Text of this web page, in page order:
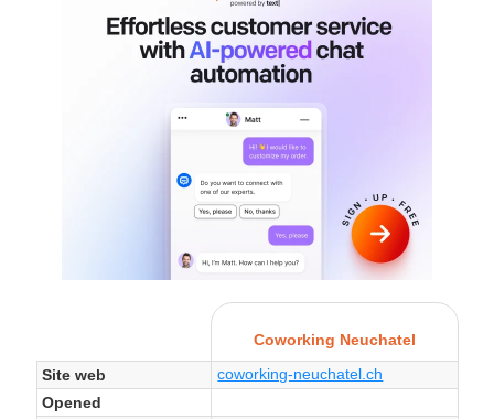
Coworking Neuchatel
Site web
coworking-neuchatel.ch
Opened